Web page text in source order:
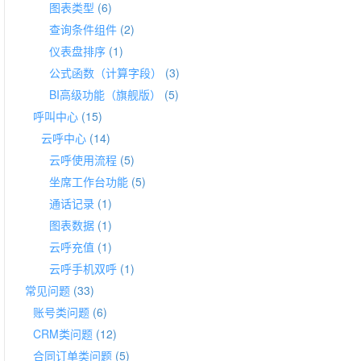
图表类型 (6)
查询条件组件 (2)
仪表盘排序 (1)
公式函数（计算字段）
(3)
BI高级功能（旗舰版）
(5)
呼叫中心 (15)
云呼中心 (14)
云呼使用流程 (5)
坐席工作台功能 (5)
通话记录 (1)
图表数据 (1)
云呼充值 (1)
云呼手机双呼 (1)
常见问题 (33)
账号类问题 (6)
CRM类问题 (12)
合同订单类问题 (5)